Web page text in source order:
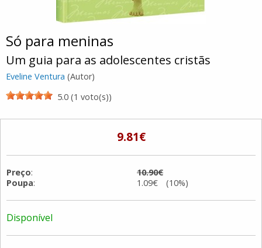
Só para meninas
Um guia para as adolescentes cristãs
Eveline Ventura (Autor)
5.0 (1 voto(s))
9.81€
Preço:
10.90€
Poupa: 1.09€ (10%)
Disponível